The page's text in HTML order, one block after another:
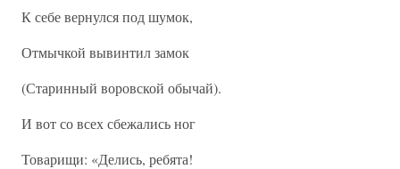
К себе вернулся под шумок,
Отмычкой вывинтил замок
(Старинный воровской обычай).
И вот со всех сбежались ног
Товарищи: «Делись, ребята!